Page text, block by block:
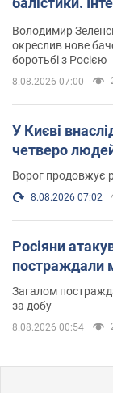
Володимир
окреслив нове
боротьбі з Росією
8.08.2026 07:00
У Києві
четверо
Ворог продовжує
8.08.2026 07:02
Росіяни
постраждали
Загалом
за добу
8.08.2026 00:54